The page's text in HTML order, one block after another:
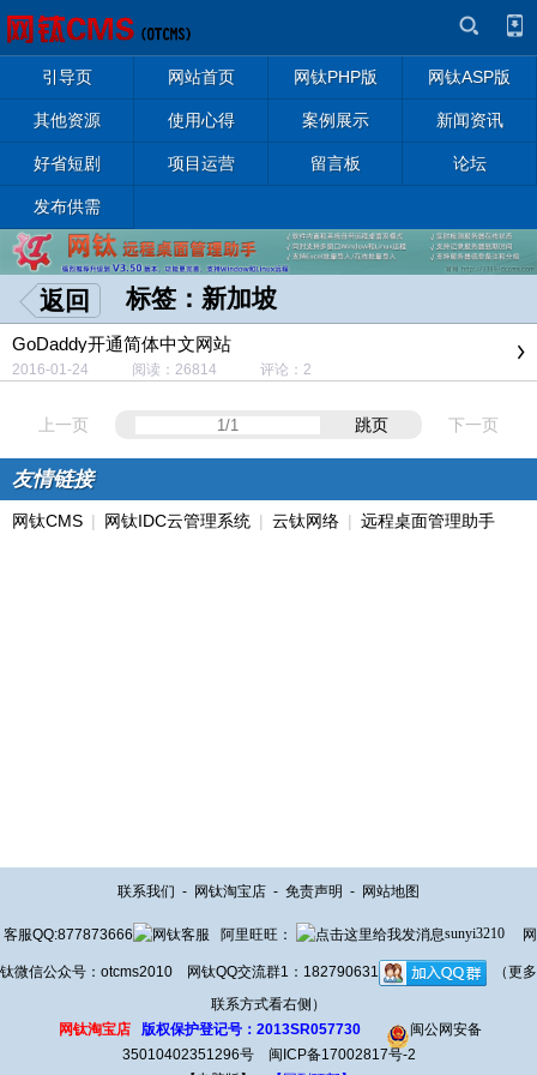
引导页 网站首页 网钛PHP版 网钛ASP版
其他资源 使用心得 案例展示 新闻资讯
好省短剧 项目运营 留言板 论坛
发布供需
返回 标签：新加坡
GoDaddy开通简体中文网站
2016-01-24 阅读：26814 评论：2
上一页 跳页 下一页
友情链接
网钛CMS | 网钛IDC云管理系统 | 云钛网络 | 远程桌面管理助手
联系我们 - 网钛淘宝店 - 免责声明 - 网站地图
客服QQ:877873666 阿里旺旺： sunyi3210 网
钛微信公众号：otcms2010 网钛QQ交流群1：182790631
（更多
联系方式看右侧）
网钛淘宝店
版权保护登记号：2013SR057730
闽公网安备
35010402351296号
闽ICP备17002817号-2